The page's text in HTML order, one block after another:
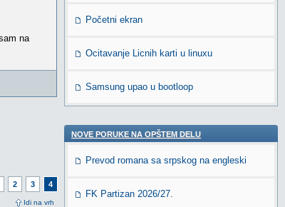
2 3 4
Idi na vrh
na
Početni ekran
Ocitavanje Licnih karti u linuxu
Samsung upao u bootloop
NOVE PORUKE NA OPŠTEM DELU
Prevod romana sa srpskog na engleski
FK Partizan 2026/27.